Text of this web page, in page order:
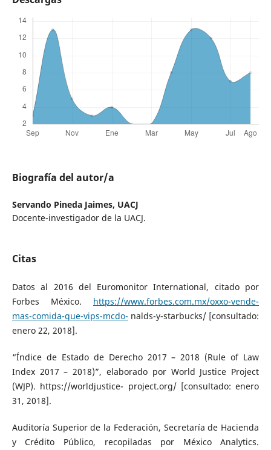
Biografía del autor/a
Servando Pineda Jaimes, UACJ
Docente-investigador de la UACJ.
Citas
Datos al 2016 del Euromonitor International, citado por
Forbes México. https://www.forbes.com.mx/oxxo-vende-
mas-comida-que-vips-mcdo- nalds-y-starbucks/ [consultado:
enero 22, 2018].
“Índice de Estado de Derecho 2017 – 2018 (Rule of Law
Index 2017 – 2018)”, elaborado por World Justice Project
(WJP). https://worldjustice- project.org/ [consultado: enero
31, 2018].
Auditoría Superior de la Federación, Secretaría de Hacienda
y Crédito Público, recopiladas por México Analytics.